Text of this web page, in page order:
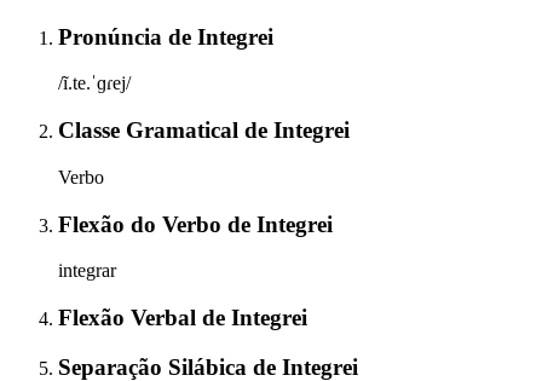
Pronúncia de Integrei
/ĩ.te.ˈɡɾej/
Classe Gramatical de Integrei
Verbo
Flexão do Verbo de Integrei
integrar
Flexão Verbal de Integrei
Separação Silábica de Integrei